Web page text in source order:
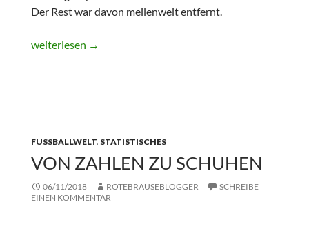
Der Rest war davon meilenweit entfernt.
Ausloten der physischen Grenzen
weiterlesen →
FUSSBALLWELT , STATISTISCHES
VON ZAHLEN ZU SCHUHEN
06/11/2018 ROTEBRAUSEBLOGGER
SCHREIBE
EINEN KOMMENTAR